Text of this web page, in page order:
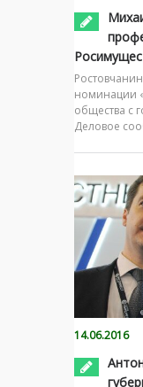
номинации
общества с
Деловое
14.06.2016